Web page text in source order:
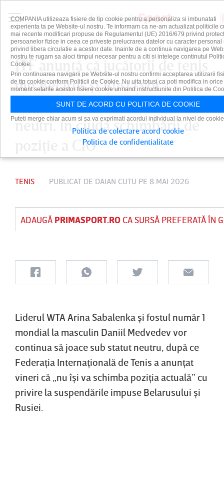
ITF anunţă că jucătorii de tenis
din Belarus şi Rusia vor
continua să concureze ca
neutri, în ciuda schimbării de
poziţie a CIO
TENIS PUBLICAT DE DAIAN CUTU PE 8 MAI 2026
ADAUGĂ PRIMASPORT.ROCA SURSĂ PREFERATĂ ÎN
Liderul WTA Arina Sabalenka şi fostul număr 1
mondial la masculin Daniil Medvedev vor
continua să joace sub statut neutru, după ce
Federaţia Internaţională de Tenis a anunţat
vineri că „nu îşi va schimba poziţia actuală” cu
privire la suspendările impuse Belarusului şi
Rusiei.
COMPANIA utilizeaza fisiere de tip cookie pentru a personaliza si imbunatati
experienta ta pe Website-ul nostru. Te informam ca ne-am actualizat politicile
mai recente modificari propuse de Regulamentul (UE) 2016/679 privind
persoanelor fizice in ceea ce priveste prelucrarea datelor cu caracter personal
privind libera circulatie a acestor date. Inainte de a continua navigarea pe
nostru te rugam sa aloci timpul necesar pentru a citi si intelege continutul
Cookie.
Prin continuarea navigarii pe Website-ul nostru confirmi acceptarea utilizarii
de tip cookie conform Politicii de Cookie. Nu uita totusi ca poti modifica in orice
moment setarile acestor fisiere cookie urmand instructiunile din Politica de
SUNT DE ACORD CU POLITICA DE COOKIE
Puteti merge chiar acum si sa va exprimati acordul individual la nivel de
Politica de colectare acord cookie
Politica de confidentialitate